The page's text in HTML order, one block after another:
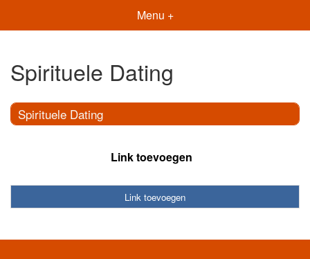
Menu +
Spirituele Dating
Spirituele Dating
Link toevoegen
Link toevoegen